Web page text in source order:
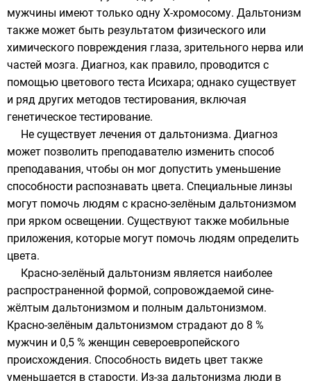
мужчины имеют только одну Х-хромосому. Дальтонизм
также может быть результатом физического или
химического повреждения глаза, зрительного нерва или
частей мозга. Диагноз, как правило, проводится с
помощью цветового теста Исихара; однако существует
и ряд других методов тестирования, включая
генетическое тестирование.
Не существует лечения от дальтонизма. Диагноз
может позволить преподавателю изменить способ
преподавания, чтобы он мог допустить уменьшение
способности распознавать цвета. Специальные линзы
могут помочь людям с красно-зелёным дальтонизмом
при ярком освещении. Существуют также мобильные
приложения, которые могут помочь людям определить
цвета.
Красно-зелёный дальтонизм является наиболее
распространенной формой, сопровождаемой сине-
жёлтым дальтонизмом и полным дальтонизмом.
Красно-зелёным дальтонизмом страдают до 8 %
мужчин и 0,5 % женщин североевропейского
происхождения. Способность видеть цвет также
уменьшается в старости. Из-за дальтонизма люди в